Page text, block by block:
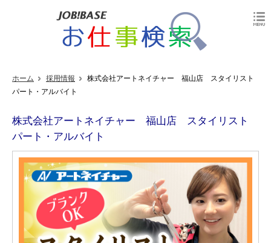
ホーム 採用情報
株式会社アートネイチャー 福山店 スタイリスト
パート・アルバイト
株式会社アートネイチャー 福山店 スタイリスト
パート・アルバイト